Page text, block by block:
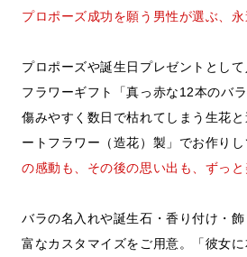
プロポーズ成功を願う男性が選ぶ、
プロポーズや誕生日プレゼントとし
フラワーギフト「真っ赤な12本のバ
傷みやすく数日で枯れてしまう生花
ートフラワー（造花）製」でお作りし
の感動も、その後の思い出も、ずっ
バラの名入れや誕生石・香り付け・
富なカスタマイズをご用意。「彼女